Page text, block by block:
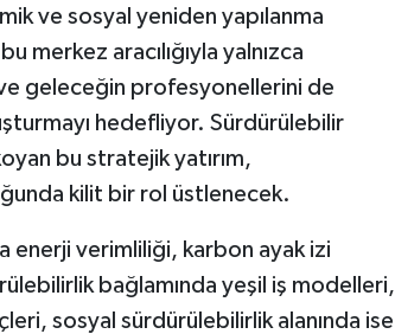
ve sosyal yeniden yapılanma
merkez aracılığıyla yalnızca
geleceğin profesyonellerini de
hedefliyor. Sürdürülebilir
bu stratejik yatırım,
kilit bir rol üstlenecek.
enerji verimliliği, karbon ayak izi
bağlamında yeşil iş modelleri,
sosyal sürdürülebilirlik alanında ise